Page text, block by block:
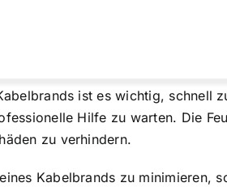
ist es wichtig, schnell
Hilfe zu warten. Die
zu verhindern.
Kabelbrands zu minimieren,